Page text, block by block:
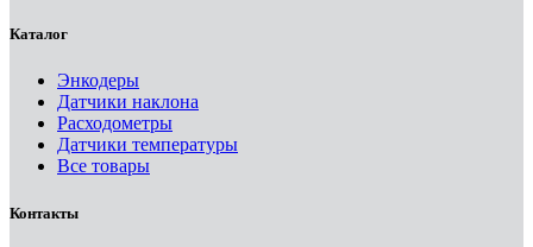
Каталог
Энкодеры
Датчики наклона
Расходометры
Датчики температуры
Все товары
Контакты